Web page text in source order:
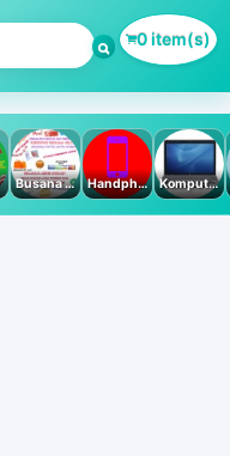
0 item(s)
Busana Muslim Handphone & Tablet Komputer PC & Laptop